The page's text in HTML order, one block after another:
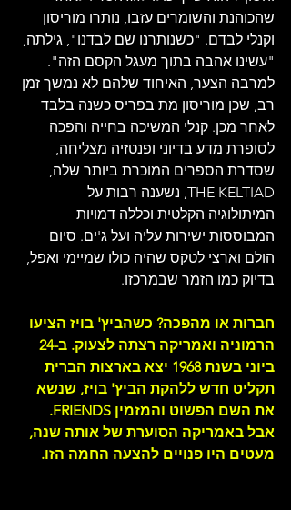
שהכוהנת והשומרים עזבו, נותרו מוריסון
וקנלי לבדם. "כשנותרנו שם לבדנו", גילתה,
"עשינו אהבה בתוך מעגל הקסם הזה".
למרבה הצער, האיחוד שלהם לא נמשך זמן
רב, שכן מוריסון מת בפריס כשנה בלבד
לאחר מכן. קנלי המשיכה בחייה והפכה
לסופרת מדע בדיוני ופנטזיה מצליחה,
שסדרת הספרים המוכרת ביותר שלה,
THE KELTIAD, נשענה רבות על
המיתולוגיה הקלטית וכללה דמויות
המבוססות ישירות עליה ועל ג'ים. סיום
הולם וארצי לטקס שהיה כולו שמיימי ואפל,
בדיוק כמו הזמר שבמרכזו.
חברות או מהפכה? כשהביץ' בויז הציעו
ביוני בשנת 1968 יצא בארצות הברית
תקליט חדש ללהקת הביץ' בויז, שנשא
את השם הפשוט והמזמין FRIENDS.
אבל באמריקה הסוערת של אותה שנה,
מעטים היו פנויים להצעה החמה הזו.